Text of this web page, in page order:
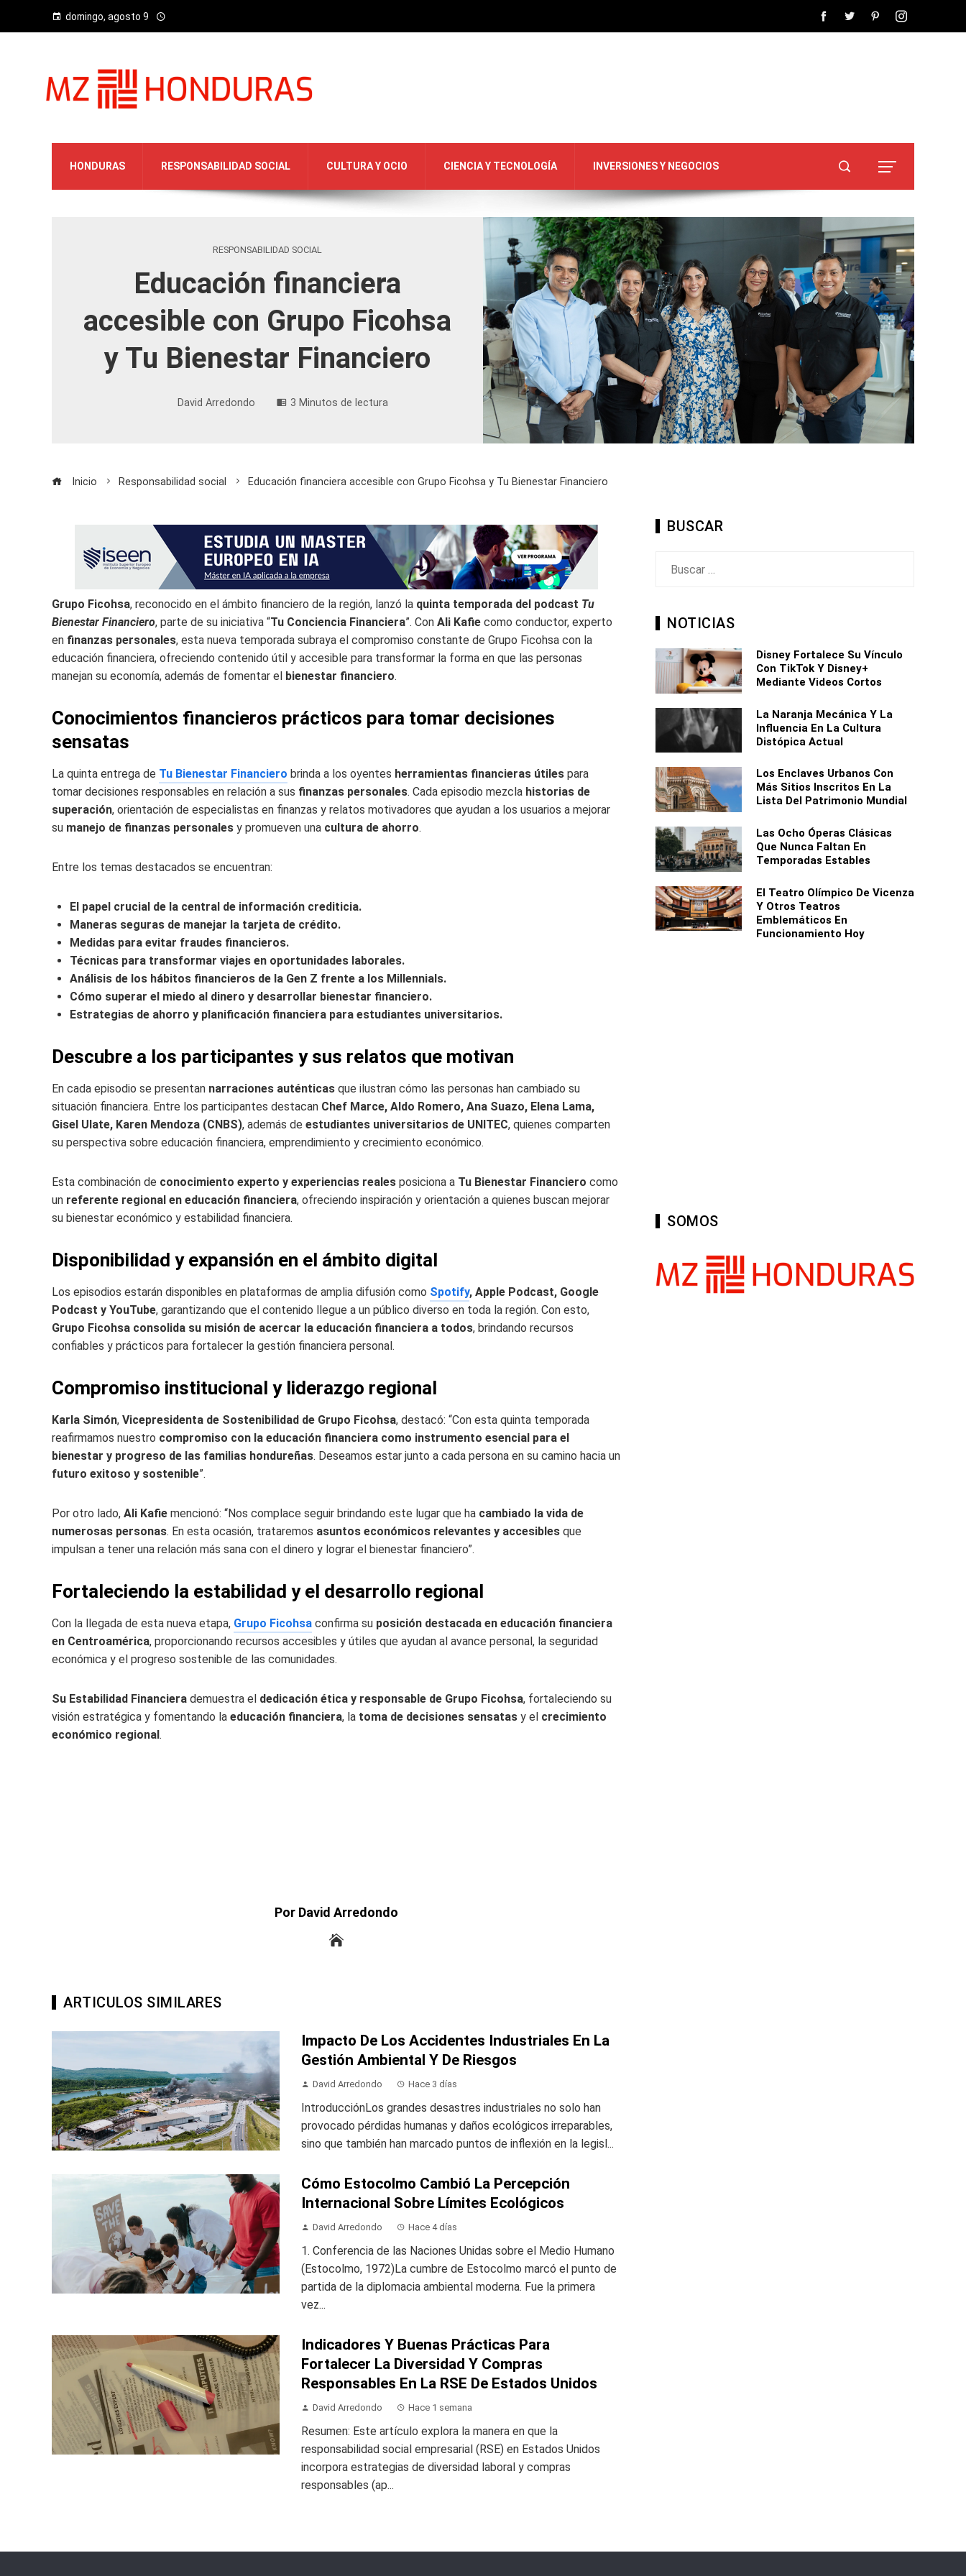
domingo, agosto 9
HONDURAS RESPONSABILIDAD SOCIAL CULTURA Y OCIO CIENCIA Y TECNOLOGÍA INVERSIONES Y NEGOCIOS
RESPONSABILIDAD SOCIAL
Educación financiera
accesible con Grupo Ficohsa
y Tu Bienestar Financiero
David Arredondo 3 Minutos de lectura
Inicio Responsabilidad social Educación financiera accesible con Grupo Ficohsa y Tu Bienestar Financiero
Grupo Ficohsa, reconocido en el ámbito financiero de la región, lanzó la quinta temporada del podcast Tu
Bienestar Financiero, parte de su iniciativa “Tu Conciencia Financiera”. Con Ali Kafie como conductor, experto
en finanzas personales, esta nueva temporada subraya el compromiso constante de Grupo Ficohsa con la
educación financiera, ofreciendo contenido útil y accesible para transformar la forma en que las personas
manejan su economía, además de fomentar el bienestar financiero.
Conocimientos financieros prácticos para tomar decisiones
sensatas
La quinta entrega de Tu Bienestar Financiero brinda a los oyentes herramientas financieras útiles para
tomar decisiones responsables en relación a sus finanzas personales. Cada episodio mezcla historias de
superación, orientación de especialistas en finanzas y relatos motivadores que ayudan a los usuarios a mejorar
su manejo de finanzas personales y promueven una cultura de ahorro.
Entre los temas destacados se encuentran:
El papel crucial de la central de información crediticia.
Maneras seguras de manejar la tarjeta de crédito.
Medidas para evitar fraudes financieros.
Técnicas para transformar viajes en oportunidades laborales.
Análisis de los hábitos financieros de la Gen Z frente a los Millennials.
Cómo superar el miedo al dinero y desarrollar bienestar financiero.
Estrategias de ahorro y planificación financiera para estudiantes universitarios.
Descubre a los participantes y sus relatos que motivan
En cada episodio se presentan narraciones auténticas que ilustran cómo las personas han cambiado su
situación financiera. Entre los participantes destacan Chef Marce, Aldo Romero, Ana Suazo, Elena Lama,
Gisel Ulate, Karen Mendoza (CNBS), además de estudiantes universitarios de UNITEC, quienes comparten
su perspectiva sobre educación financiera, emprendimiento y crecimiento económico.
Esta combinación de conocimiento experto y experiencias reales posiciona a Tu Bienestar Financiero como
un referente regional en educación financiera, ofreciendo inspiración y orientación a quienes buscan mejorar
su bienestar económico y estabilidad financiera.
Disponibilidad y expansión en el ámbito digital
Los episodios estarán disponibles en plataformas de amplia difusión como Spotify, Apple Podcast, Google
Podcast y YouTube, garantizando que el contenido llegue a un público diverso en toda la región. Con esto,
Grupo Ficohsa consolida su misión de acercar la educación financiera a todos, brindando recursos
confiables y prácticos para fortalecer la gestión financiera personal.
Compromiso institucional y liderazgo regional
Karla Simón, Vicepresidenta de Sostenibilidad de Grupo Ficohsa, destacó: “Con esta quinta temporada
reafirmamos nuestro compromiso con la educación financiera como instrumento esencial para el
bienestar y progreso de las familias hondureñas. Deseamos estar junto a cada persona en su camino hacia un
futuro exitoso y sostenible”.
Por otro lado, Ali Kafie mencionó: “Nos complace seguir brindando este lugar que ha cambiado la vida de
numerosas personas. En esta ocasión, trataremos asuntos económicos relevantes y accesibles que
impulsan a tener una relación más sana con el dinero y lograr el bienestar financiero”.
Fortaleciendo la estabilidad y el desarrollo regional
Con la llegada de esta nueva etapa, Grupo Ficohsa confirma su posición destacada en educación financiera
en Centroamérica, proporcionando recursos accesibles y útiles que ayudan al avance personal, la seguridad
económica y el progreso sostenible de las comunidades.
Su Estabilidad Financiera demuestra el dedicación ética y responsable de Grupo Ficohsa, fortaleciendo su
visión estratégica y fomentando la educación financiera, la toma de decisiones sensatas y el crecimiento
económico regional.
Por David Arredondo
ARTICULOS SIMILARES
Impacto De Los Accidentes Industriales En La
Gestión Ambiental Y De Riesgos
David Arredondo Hace 3 días
IntroducciónLos grandes desastres industriales no solo han
provocado pérdidas humanas y daños ecológicos irreparables,
sino que también han marcado puntos de inflexión en la legisl...
Cómo Estocolmo Cambió La Percepción
Internacional Sobre Límites Ecológicos
David Arredondo Hace 4 días
1. Conferencia de las Naciones Unidas sobre el Medio Humano
(Estocolmo, 1972)La cumbre de Estocolmo marcó el punto de
partida de la diplomacia ambiental moderna. Fue la primera
vez...
Indicadores Y Buenas Prácticas Para
Fortalecer La Diversidad Y Compras
Responsables En La RSE De Estados Unidos
David Arredondo Hace 1 semana
Resumen: Este artículo explora la manera en que la
responsabilidad social empresarial (RSE) en Estados Unidos
incorpora estrategias de diversidad laboral y compras
responsables (ap...
BUSCAR
NOTICIAS
Disney Fortalece Su Vínculo
Con TikTok Y Disney+
Mediante Videos Cortos
La Naranja Mecánica Y La
Influencia En La Cultura
Distópica Actual
Los Enclaves Urbanos Con
Más Sitios Inscritos En La
Lista Del Patrimonio Mundial
Las Ocho Óperas Clásicas
Que Nunca Faltan En
Temporadas Estables
El Teatro Olímpico De Vicenza
Y Otros Teatros
Emblemáticos En
Funcionamiento Hoy
SOMOS